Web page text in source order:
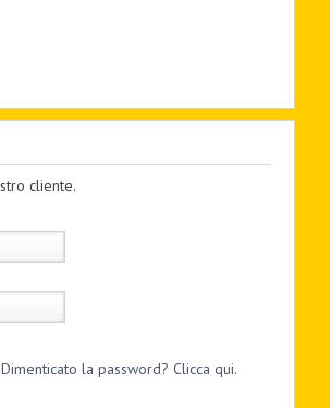
cliente.
Dimenticato la password? Clicca qui.